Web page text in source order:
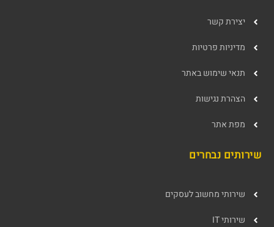
יצירת קשר
מדיניות פרטיות
תנאי שימוש באתר
הצהרת נגישות
מפת אתר
שירותים נבחרים
שירותי מחשוב לעסקים
שירותי IT